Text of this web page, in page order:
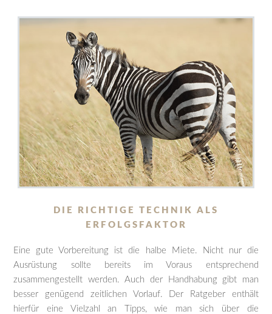
DIE RICHTIGE TECHNIK ALS
ERFOLGSFAKTOR
Eine gute Vorbereitung ist die halbe Miete. Nicht nur die
Ausrüstung sollte bereits im Voraus entsprechend
zusammengestellt werden. Auch der Handhabung gibt man
besser genügend zeitlichen Vorlauf. Der Ratgeber enthält
hierfür eine Vielzahl an Tipps, wie man sich über die